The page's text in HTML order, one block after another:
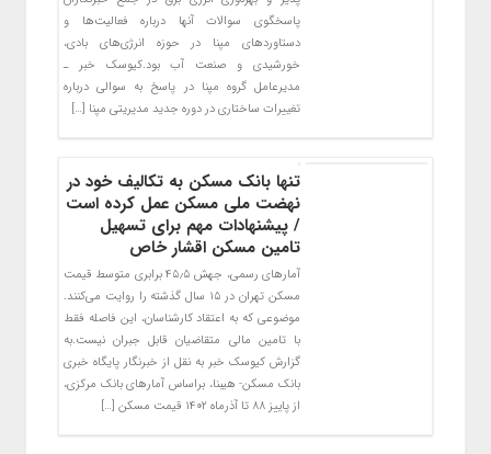
پاسخگوی سوالات آنها درباره فعالیت‌ها و
دستاوردهای مپنا در حوزه انرژی‌های بادی،
خورشیدی و صنعت آب بود.کیوسک خبر ـ
مدیرعامل گروه مپنا در پاسخ به سوالی درباره
تغییرات ساختاری در دوره جدید مدیریتی مپنا […]
تنها بانک مسکن به تکالیف خود در
نهضت ملی مسکن عمل کرده است
/ پیشنهادات مهم برای تسهیل
تامین مسکن اقشار خاص
آمارهای رسمی، جهش ۴۵٫۵ برابری متوسط قیمت
مسکن تهران در ۱۵ سال گذشته را روایت می‌کنند.
موضوعی که به اعتقاد کارشناسان، این فاصله فقط
با تامین مالی متقاضیان قابل جبران نیست.به
گزارش کیوسک خبر به نقل از خبرنگار پایگاه خبری
بانک مسکن- هیبنا، براساس آمارهای بانک مرکزی،
از پاییز ۸۸ تا آذرماه ۱۴۰۲ قیمت مسکن […]